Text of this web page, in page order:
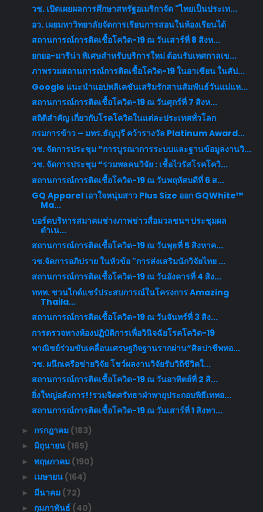
วช. เปิดเผยผลการศึกษาสหรัฐอเมริกาจัด "ไทยเป็นประเท...
อว. เผยมหาวิทยาลัยจัดการเรียนการสอนในห้องเรียนได้
สถานการณ์การติดเชื้อโควิด-19 ณ วันเสาร์ที่ 8 สิงห...
ยกยอ-มารีน่า พิเศษสำหรับบริการใหม่ ต้อนรับเทศกาลเข...
ภาพรวมสถานการณ์การติดเชื้อโควิด-19 ในอาเซียน ในสัป...
Google แนะนำแอปพลิเคชันเสริมรักสานสัมพันธ์วันแม่แห...
สถานการณ์การติดเชื้อโควิด-19 ณ วันศุกร์ที่ 7 สิงห...
สถิติสำคัญ เกี่ยวกับโรคโควิดในแต่ละประเทศทั่วโลก
กรมการข้าว – มทร.ธัญบุรี คว้ารางวัล Platinum Award...
วช. จัดการประชุม “การบูรณาการระบบและฐานข้อมูลงานวิ...
วช. จัดการประชุม “รวมพลคนวิจัย : เชื้อไวรัสโรคโควิ...
สถานการณ์การติดเชื้อโควิด-19 ณ วันพฤหัสบดีที่ 6 ส...
GQ Apparel เอาใจหนุ่มสาว Plus Size ออก GQWhite™
Ma...
บอร์ดบริหารสมาคมช่างภาพข่าวสื่อมวลชนฯ ประชุมผล
ดำเน...
สถานการณ์การติดเชื้อโควิด-19 ณ วันพุธที่ 5 สิงหาค...
วช.จัดการอภิปราย ในหัวข้อ "การส่งเสริมนักวิจัยไทย ...
สถานการณ์การติดเชื้อโควิด-19 ณ วันอังคารที่ 4 สิง...
ททท. ชวนไกด์แชร์ประสบการณ์ในโครงการ Amazing
Thaila...
สถานการณ์การติดเชื้อโควิด-19 ณ วันจันทร์ที่ 3 สิง...
การตรวจทางห้องปฏิบัติการเพื่อวินิจฉัยโรคโควิด-19
พาณิชย์ร่วมขับเคลื่อนเศรษฐกิจฐานรากผ่าน“ศิลปาชีพทอ...
วช. ผนึกเครือข่ายวิจัย โชว์ผลงานวิจัยรับวิถีชีวิตใ...
สถานการณ์การติดเชื้อโควิด-19 ณ วันอาทิตย์ที่ 2 สิ...
ยิ่งใหญ่อลังการ!!รวมจิตศรัทธาฝ่าพายุประกอบพิธีเททอ...
สถานการณ์การติดเชื้อโควิด-19 ณ วันเสาร์ที่ 1 สิงหา...
► กรกฎาคม (183)
► มิถุนายน (165)
► พฤษภาคม (190)
► เมษายน (164)
► มีนาคม (72)
► กุมภาพันธ์ (40)